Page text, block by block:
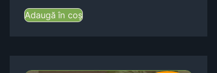
Adaugă în coș